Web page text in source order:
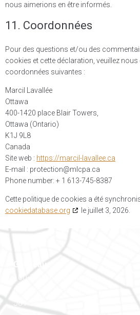
nous aimerions en être informés.
11. Coordonnées
Pour des questions et/ou des
cookies et cette déclaration, veuillez
coordonnées suivantes :
Marcil Lavallée
Ottawa
400-1420 place Blair Towers,
Ottawa (Ontario)
K1J 9L8
Canada
Site web : https://marcil-lavallee.ca
E-mail : protection@mlcpa.ca
Phone number: + 1 613-745-8387
Cette politique de cookies a été
cookiedatabase.org
le juillet 3, 2026.
Gatineau
100-200, rue Montcalm
Gatineau (Québec)
J8Y 3B5